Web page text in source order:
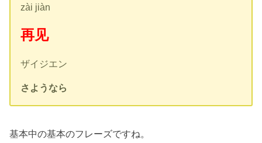
zài jiàn
再见
ザイジエン
さようなら
基本中の基本のフレーズですね。